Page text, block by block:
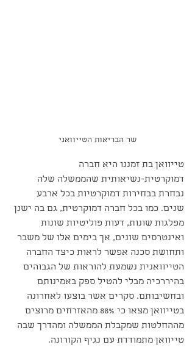
שר הבריאות הטייוואני
טייוואן בת זמננו היא חברה
דמוקרטית-נשיאותית שהממשלה שלה
נבחרת בבחירות דמוקרטיות בכל ארבע
שנים. כמו בכל חברה דמוקרטית, גם בה ישנן
מפלגות שונות, דעות פוליטיות שונות
ואינטרסים שונים, אך בימים אלו של משבר
ותחושת סכנה אפשר לראות כיצד החברה
הטייוואנית נשמעת להוראות של הגבוהים
בהיררכיה מבלי להטיל ספק באמינותם
ובחשיבותם. סקרים אשר בוצעו לאחרונה
בטייוואן מצאו כי 88% מהאזרחים מרוצים
מההחלטות שמקבלת הממשלה ומהדרך שבה
טייוואן מתמודדת עם נגיף הקורונה.